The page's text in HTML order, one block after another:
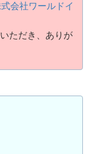
会社ワールドイ
ただき、ありが